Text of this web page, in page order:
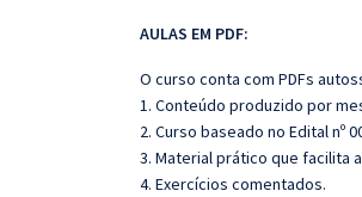
AULAS EM PDF:
O curso conta com PDFs
1. Conteúdo produzido por
2. Curso baseado no Edital nº
3. Material prático que facilita
4. Exercícios comentados.